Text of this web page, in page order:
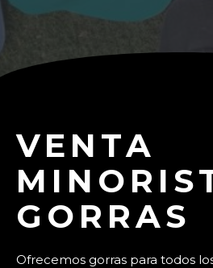
VENTA
GORRAS
Ofrecemos gorras para todos